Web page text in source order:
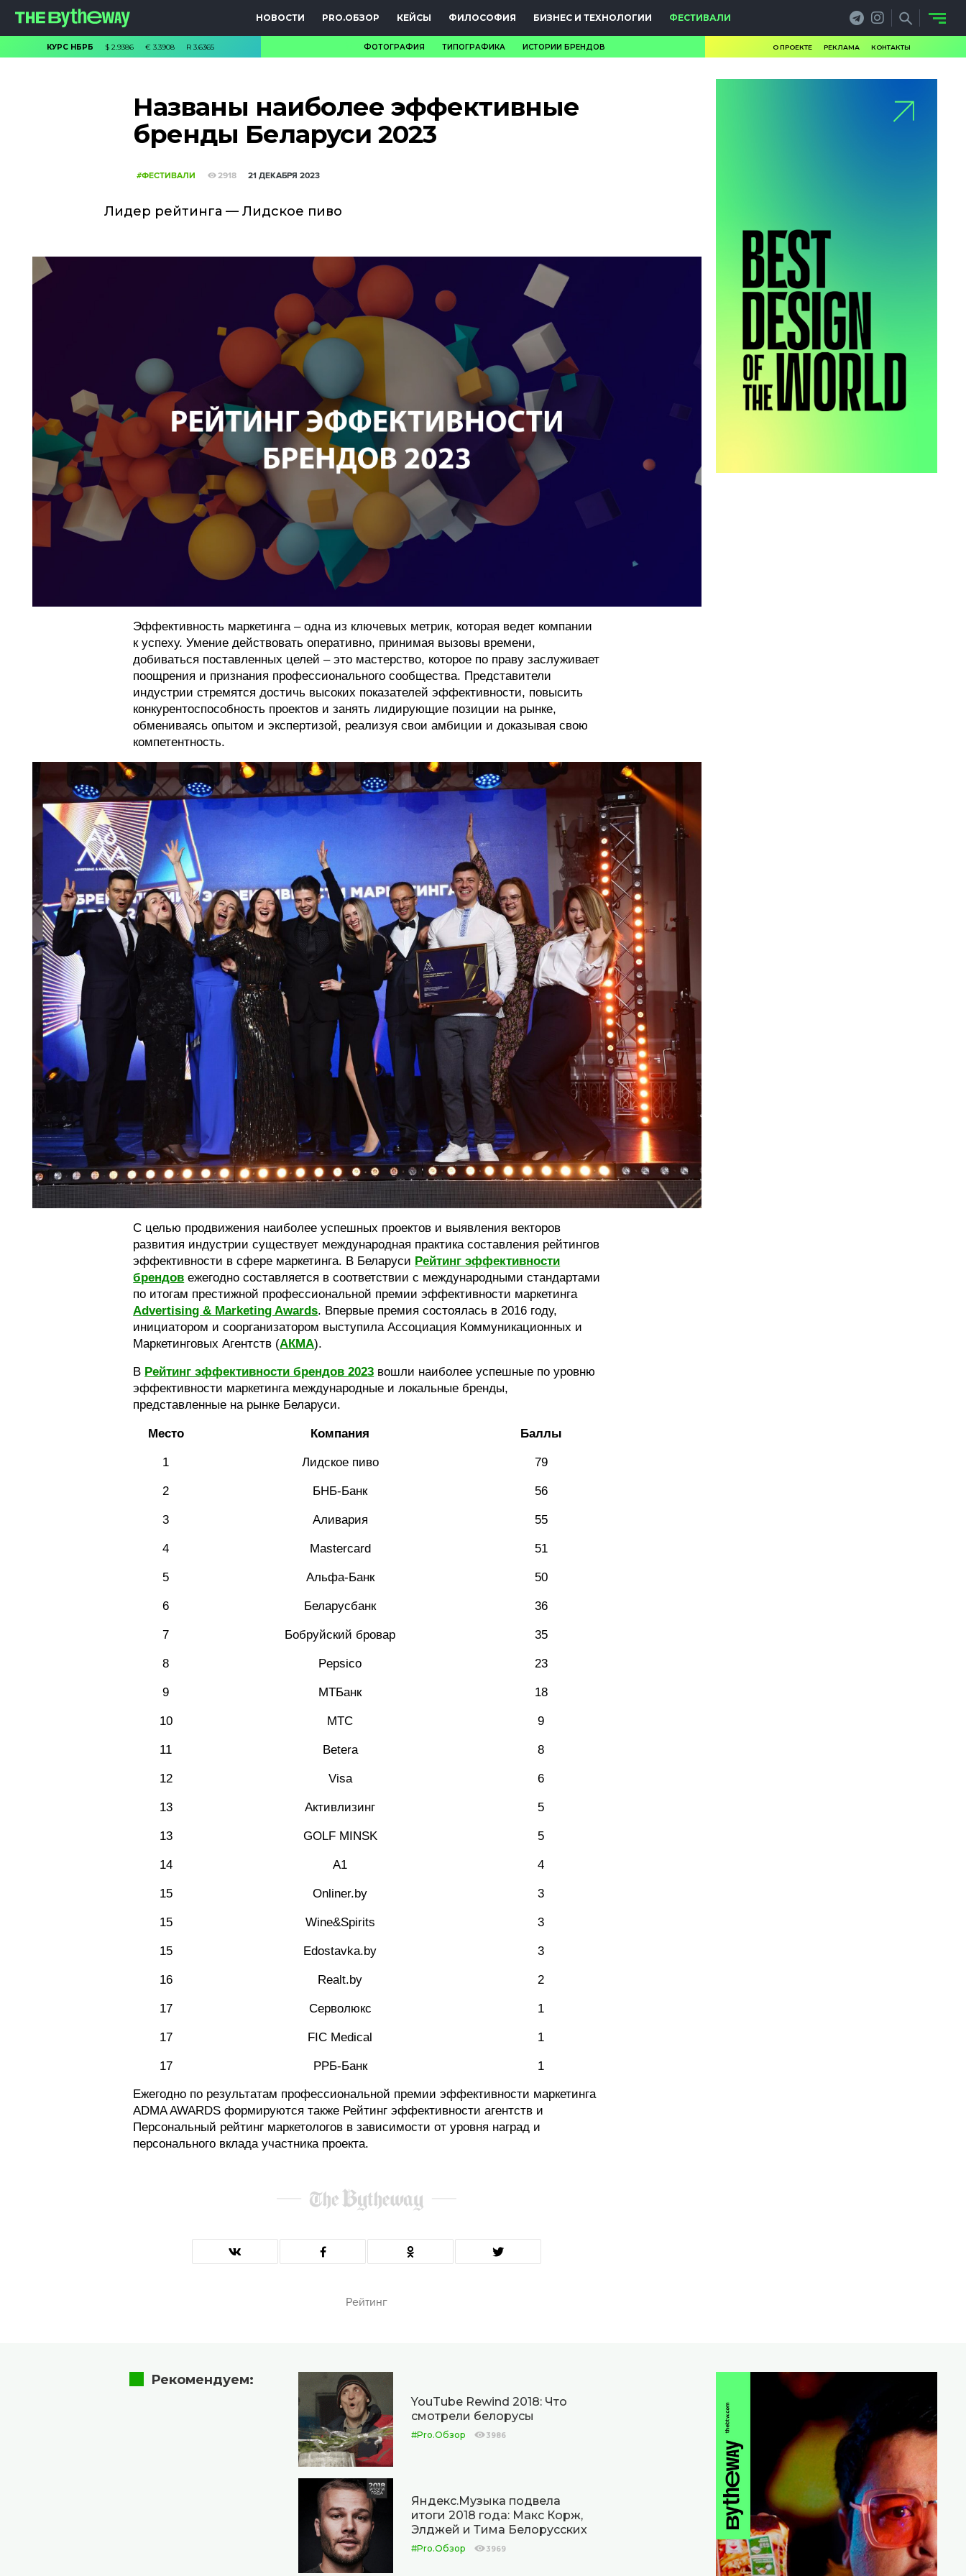
НОВОСТИ PRO.ОБЗОР КЕЙСЫ ФИЛОСОФИЯ БИЗНЕС И ТЕХНОЛОГИИ ФЕСТИВАЛИ
КУРС НБРБ $2.9386 € 3.3908 R3.6365 ФОТОГРАФИЯ ТИПОГРАФИКА ИСТОРИИ БРЕНДОВ О ПРОЕКТЕ РЕКЛАМА КОНТАКТЫ
Названы наиболее эффективные
бренды Беларуси 2023
#ФЕСТИВАЛИ 2918 21 ДЕКАБРЯ 2023
Лидер рейтинга — Лидское пиво
Эффективность маркетинга – одна из ключевых метрик, которая ведет компании
к успеху. Умение действовать оперативно, принимая вызовы времени,
добиваться поставленных целей – это мастерство, которое по праву заслуживает
поощрения и признания профессионального сообщества. Представители
индустрии стремятся достичь высоких показателей эффективности, повысить
конкурентоспособность проектов и занять лидирующие позиции на рынке,
обмениваясь опытом и экспертизой, реализуя свои амбиции и доказывая свою
компетентность.
С целью продвижения наиболее успешных проектов и выявления векторов
развития индустрии существует международная практика составления рейтингов
эффективности в сфере маркетинга. В Беларуси Рейтинг эффективности
брендов ежегодно составляется в соответствии с международными стандартами
по итогам престижной профессиональной премии эффективности маркетинга
Advertising & Marketing Awards. Впервые премия состоялась в 2016 году,
инициатором и соорганизатором выступила Ассоциация Коммуникационных и
Маркетинговых Агентств (АКМА).
В Рейтинг эффективности брендов 2023 вошли наиболее успешные по уровню
эффективности маркетинга международные и локальные бренды,
представленные на рынке Беларуси.
Место Компания Баллы
1 Лидское пиво 79
2 БНБ-Банк 56
3 Аливария 55
4 Mastercard 51
5 Альфа-Банк 50
6 Беларусбанк 36
7 Бобруйский бровар 35
8 Pepsico 23
9 МТБанк 18
10 МТС 9
11 Betera 8
12 Visa 6
13 Активлизинг 5
13 GOLF MINSK 5
14 А1 4
15 Onliner.by 3
15 Wine&Spirits 3
15 Edostavka.by 3
16 Realt.by 2
17 Серволюкс 1
17 FIC Medical 1
17 РРБ-Банк 1
Ежегодно по результатам профессиональной премии эффективности маркетинга
ADMA AWARDS формируются также Рейтинг эффективности агентств и
Персональный рейтинг маркетологов в зависимости от уровня наград и
персонального вклада участника проекта.
Рейтинг
Рекомендуем:
YouTube Rewind 2018: Что
смотрели белорусы
#Pro.Обзор 3986
Яндекс.Музыка подвела
итоги 2018 года: Макс Корж,
Элджей и Тима Белорусских
#Pro.Обзор 3969
PRO.ОБЗОР
ТЕХНОЛОГИИ
ФЕСТИВАЛИ
ФОТОГРАФИЯ
ТИПОГРАФИКА
ИСТОРИИ БРЕНДОВ
О ПРОЕКТЕ
РЕКЛАМА
КОНТАКТЫ